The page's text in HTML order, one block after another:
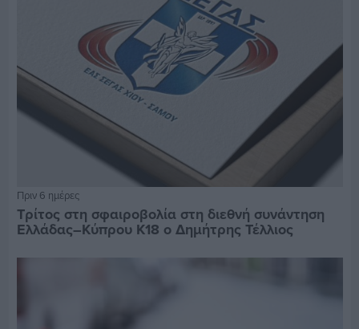
Πριν 6 ημέρες
Τρίτος στη σφαιροβολία στη διεθνή συνάντηση
Ελλάδας–Κύπρου Κ18 ο Δημήτρης Τέλλιος